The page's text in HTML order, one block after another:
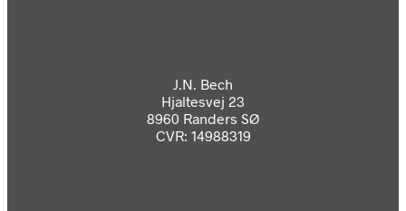
J.N. Bech
Hjaltesvej 23
8960 Randers SØ
CVR: 14988319